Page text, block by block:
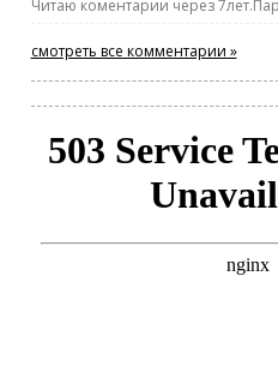
Читаю коментарии через
смотреть все комментарии »